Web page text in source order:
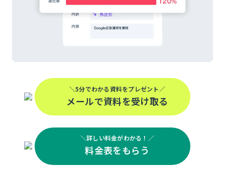
＼5分でわかる資料をプレゼント／
メールで資料を受け取る
＼詳しい料金がわかる！／
料金表をもらう